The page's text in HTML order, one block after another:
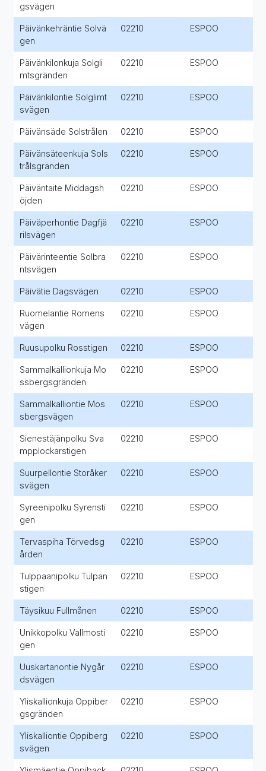
gsvägen
Päivänkehräntie Solvä
gen
02210 ESPOO
Päivänkilonkuja Solgli
mtsgränden
02210 ESPOO
Päivänkilontie Solglimt
svägen
02210 ESPOO
Päivänsäde Solstrålen 02210 ESPOO
Päivänsäteenkuja Sols
trålsgränden
02210 ESPOO
Päiväntaite Middagsh
öjden
02210 ESPOO
Päiväperhontie Dagfjä
rilsvägen
02210 ESPOO
Päivärinteentie Solbra
ntsvägen
02210 ESPOO
Päivätie Dagsvägen 02210 ESPOO
Ruomelantie Romens
vägen
02210 ESPOO
Ruusupolku Rosstigen 02210 ESPOO
Sammalkallionkuja Mo
ssbergsgränden
02210 ESPOO
Sammalkalliontie Mos
sbergsvägen
02210 ESPOO
Sienestäjänpolku Sva
mpplockarstigen
02210 ESPOO
Suurpellontie Storåker
svägen
02210 ESPOO
Syreenipolku Syrensti
gen
02210 ESPOO
Tervaspiha Törvedsg
ården
02210 ESPOO
Tulppaanipolku Tulpan
stigen
02210 ESPOO
Täysikuu Fullmånen 02210 ESPOO
Unikkopolku Vallmosti
gen
02210 ESPOO
Uuskartanontie Nygår
dsvägen
02210 ESPOO
Yliskallionkuja Oppiber
gsgränden
02210 ESPOO
Yliskalliontie Oppiberg
svägen
02210 ESPOO